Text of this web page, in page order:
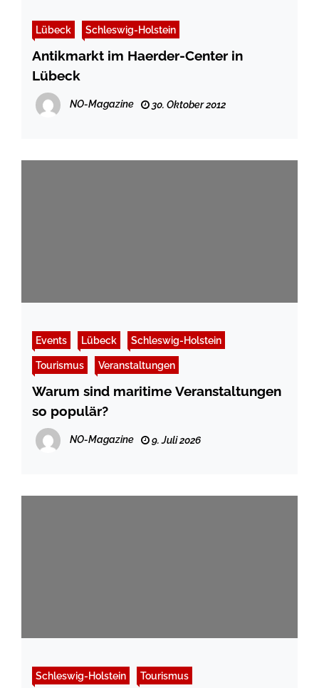
Lübeck Schleswig-Holstein
Antikmarkt im Haerder-Center in
Lübeck
NO-Magazine 30. Oktober 2012
Events Lübeck Schleswig-Holstein
Tourismus Veranstaltungen
Warum sind maritime Veranstaltungen
so populär?
NO-Magazine 9. Juli 2026
Schleswig-Holstein Tourismus